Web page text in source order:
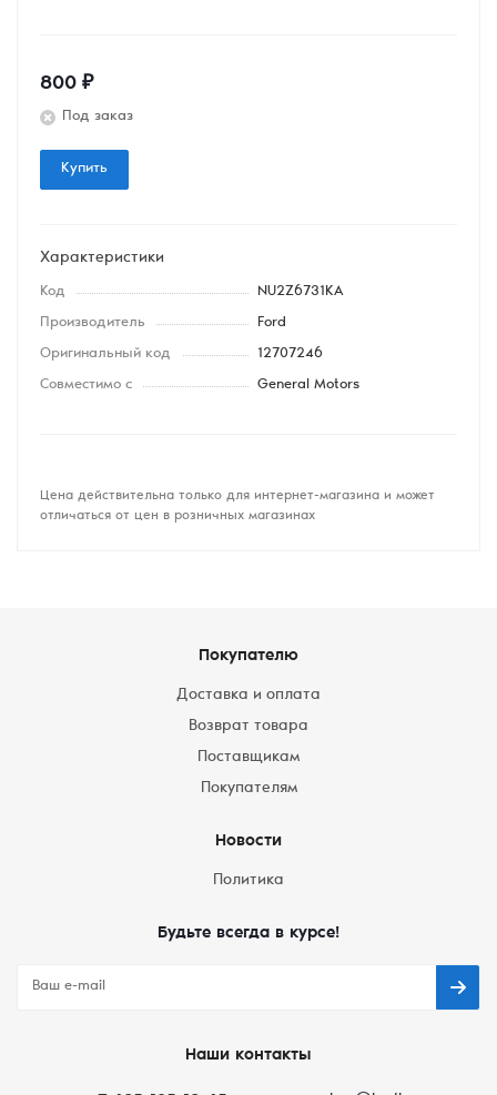
800 ₽
Под заказ
Купить
Характеристики
Код NU2Z6731KA
Производитель Ford
Оригинальный код 12707246
Совместимо с General Motors
Цена действительна только для интернет-магазина и может
отличаться от цен в розничных магазинах
Покупателю
Доставка и оплата
Возврат товара
Поставщикам
Покупателям
Новости
Политика
Будьте всегда в курсе!
Наши контакты